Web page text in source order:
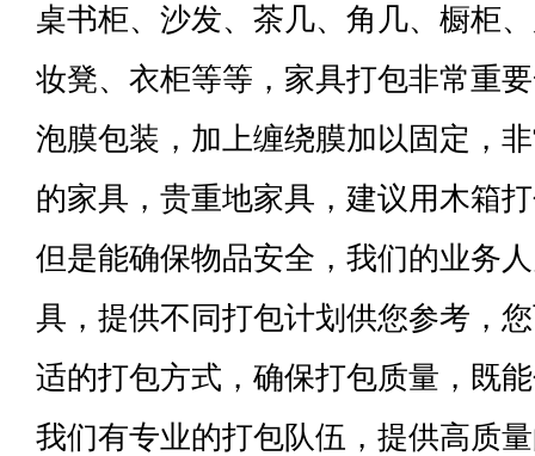
桌书柜、沙发、茶几、角几、橱柜
妆凳、衣柜等等，家具打包非常重
泡膜包装，加上缠绕膜加以固定，
的家具，贵重地家具，建议用木箱
但是能确保物品安全，我们的业务
具，提供不同打包计划供您参考，
适的打包方式，确保打包质量，既
我们有专业的打包队伍，提供高质